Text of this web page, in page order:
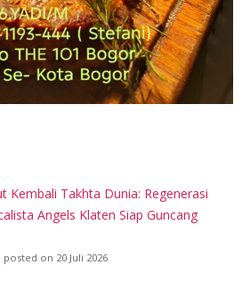
Kembali Takhta Dunia: Regenerasi
Angels Klaten Siap Guncang
posted on 20 Juli 2026